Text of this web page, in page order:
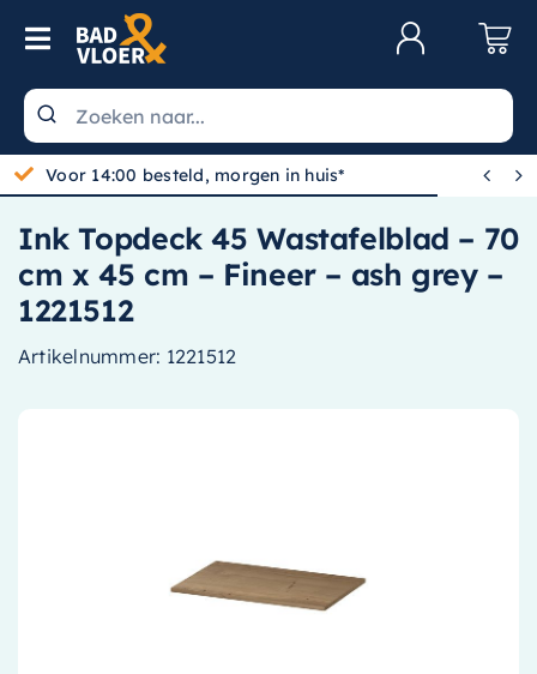
Skip to content
Toggle Navigation
Wastafels
Toiletten
Spiegels
Kranen
Douche
Installatiemateriaal
Voor 14:00 besteld, morgen in huis*  
Ink Topdeck 45 Wastafelblad – 70
cm x 45 cm – Fineer – ash grey –
1221512
Artikelnummer: 1221512